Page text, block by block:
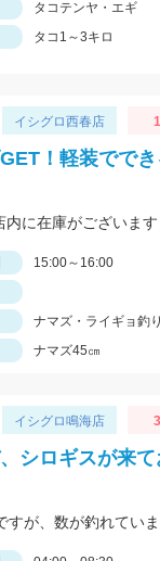
タコテンヤ・エギ
タコ1～3キロ
イシグロ西春店
！軽装でで
に在庫がございま
15:00～16:00
ナマズ・ライギョ釣
ナマズ45㎝
イシグロ鳴海店
シロギスが来て
すが、数が釣れてい